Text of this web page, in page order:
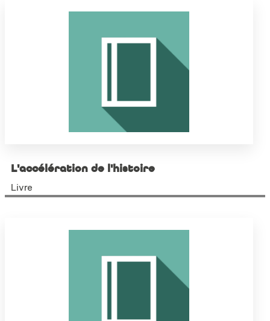
L'accélération de l'histoire
Livre